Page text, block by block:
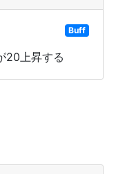
Buff
20上昇する